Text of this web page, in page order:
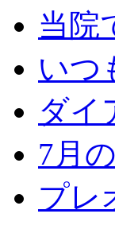
当院
いつ
ダイ
7月
プレ